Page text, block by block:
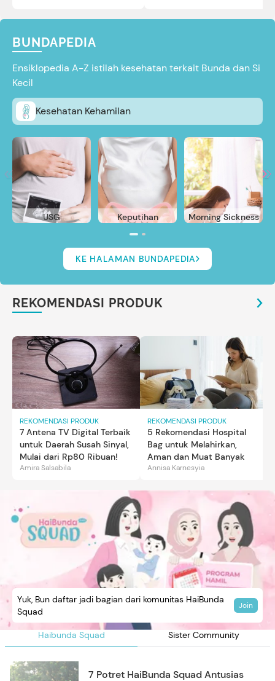
BUNDAPEDIA
Ensiklopedia A-Z istilah kesehatan terkait Bunda dan Si
Kecil
Kesehatan Kehamilan
USG Keputihan Morning Sickness
KE HALAMAN BUNDAPEDIA
REKOMENDASI PRODUK
REKOMENDASI PRODUK
7 Antena TV Digital Terbaik
untuk Daerah Susah Sinyal,
Mulai dari Rp80 Ribuan!
Amira Salsabila
REKOMENDASI PRODUK
5 Rekomendasi Hospital
Bag untuk Melahirkan,
Aman dan Muat Banyak
Annisa Karnesyia
Haibunda Squad Sister Community
Yuk, Bun daftar jadi bagian dari komunitas HaiBunda
Squad
Join
7 Potret HaiBunda Squad Antusias